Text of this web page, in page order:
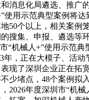
消息化局遴选、推广
用示范典型案例将
50个以上，相关案例
集、申报、遴选等
“机械人+”使用示范
，正在大模子、活
现了深圳企业正在拓
少堵点，48个案例拟
2026年度深圳市“机